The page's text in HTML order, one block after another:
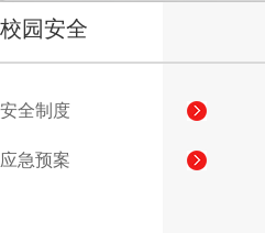
校园安全
安全制度
应急预案